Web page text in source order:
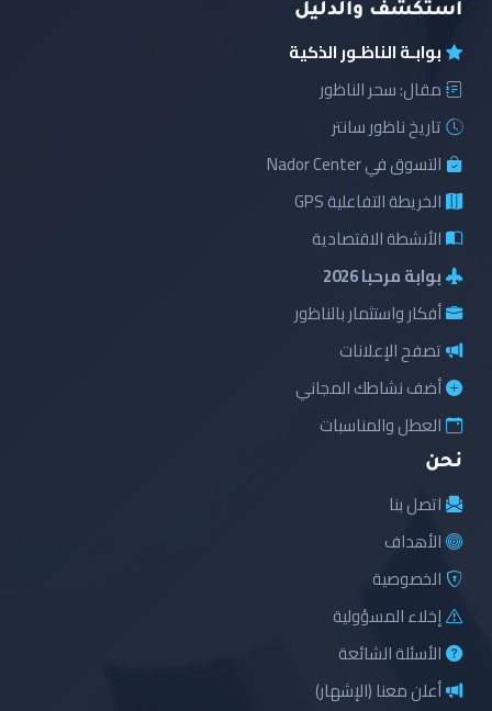
استكشف والدليل
بوابـة الناظـور الذكية
مقال: سحر الناظور
تاريخ ناظور سانتر
التسوق في Nador Center
الخريطة التفاعلية GPS
الأنشطة الاقتصادية
بوابة مرحبا 2026
أفكار واستثمار بالناظور
تصفح الإعلانات
أضف نشاطك المجاني
العطل والمناسبات
نحن
اتصل بنا
الأهداف
الخصوصية
إخلاء المسؤولية
الأسئلة الشائعة
أعلن معنا (الإشهار)